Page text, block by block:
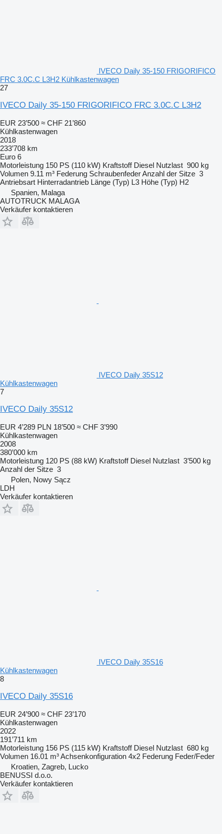
IVECO Daily 35-150 FRIGORIFICO
FRC 3.0C.C L3H2 Kühlkastenwagen
27
IVECO Daily 35-150 FRIGORIFICO FRC 3.0C.C L3H2
EUR 23’500 ≈ CHF 21’860
Kühlkastenwagen
2018
233’708 km
Euro 6
Motorleistung 150 PS (110 kW) Kraftstoff Diesel Nutzlast 900 kg
Volumen 9.11 m³ Federung SchraubenfederAnzahl der Sitze 3
Antriebsart Hinterradantrieb Länge (Typ) L3 Höhe (Typ) H2
Spanien, Malaga
AUTOTRUCK MALAGA
Verkäufer kontaktieren
IVECO Daily 35S12
Kühlkastenwagen
7
IVECO Daily 35S12
EUR 4’289 PLN 18’500 ≈ CHF 3’990
Kühlkastenwagen
2008
380’000 km
Motorleistung 120 PS (88 kW) Kraftstoff Diesel Nutzlast 3’500 kg
Anzahl der Sitze 3
Polen, Nowy Sącz
LDH
Verkäufer kontaktieren
IVECO Daily 35S16
Kühlkastenwagen
8
IVECO Daily 35S16
EUR 24’900 ≈ CHF 23’170
Kühlkastenwagen
2022
191’711 km
Motorleistung 156 PS (115 kW) Kraftstoff Diesel Nutzlast 680 kg
Volumen 16.01 m³Achsenkonfiguration 4x2 Federung Feder/Feder
Kroatien, Zagreb, Lucko
BENUSSI d.o.o.
Verkäufer kontaktieren